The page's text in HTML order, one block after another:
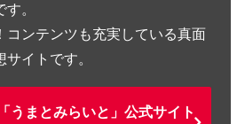
。
コンテンツも充実している真面
イトです。
うまとみらいと」公式サイト